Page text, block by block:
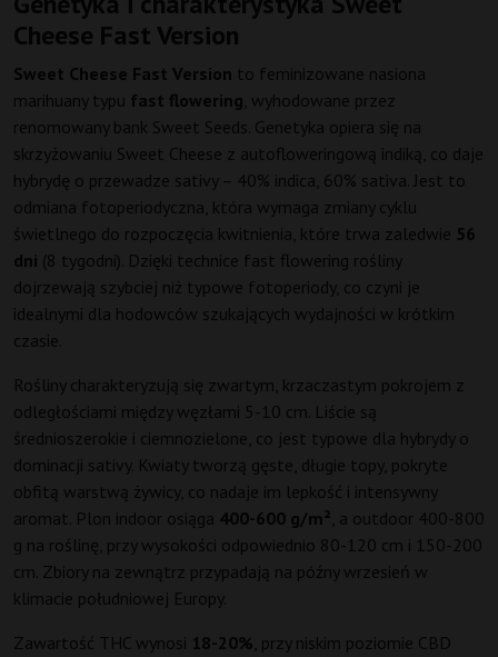
Cheese Fast Version
Sweet Cheese Fast Version to feminizowane nasiona
marihuany typu fast flowering , wyhodowane przez
renomowany bank Sweet Seeds. Genetyka opiera się na
skrzyżowaniu Sweet Cheese z autofloweringową indiką, co daje
hybrydę o przewadze sativy – 40% indica, 60% sativa. Jest to
odmiana fotoperiodyczna, która wymaga zmiany cyklu
świetlnego do rozpoczęcia kwitnienia, które trwa zaledwie 56
dni (8 tygodni). Dzięki technice fast flowering rośliny
dojrzewają szybciej niż typowe fotoperiody, co czyni je
idealnymi dla hodowców szukających wydajności w krótkim
czasie.
Rośliny charakteryzują się zwartym, krzaczastym pokrojem z
odległościami między węzłami 5-10 cm. Liście są
średnioszerokie i ciemnozielone, co jest typowe dla hybrydy o
dominacji sativy. Kwiaty tworzą gęste, długie topy, pokryte
obfitą warstwą żywicy, co nadaje im lepkość i intensywny
aromat. Plon indoor osiąga 400-600 g/m² , a outdoor 400-800
g na roślinę, przy wysokości odpowiednio 80-120 cm i 150-200
cm. Zbiory na zewnątrz przypadają na późny wrzesień w
klimacie południowej Europy.
Zawartość THC wynosi 18-20% , przy niskim poziomie CBD